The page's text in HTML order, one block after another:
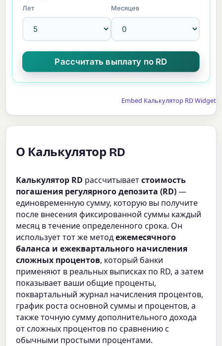
Лет Месяцев
Embed Калькулятор RD Widget
О Калькулятор RD
Калькулятор RD рассчитываетстоимость
погашения регулярного депозита (RD)—
единовременную сумму, которую вы получите
после внесения фиксированной суммы каждый
месяц в течение определенного срока. Он
использует тот же методежемесячного
баланса и ежеквартального начисления
сложных процентов, который банки
применяют в реальных выписках по RD, а затем
показывает ваши общие проценты,
поквартальный журнал начисления процентов,
график роста основной суммы и процентов, а
также точную сумму дополнительного дохода
от сложных процентов по сравнению с
обычными простыми процентами.